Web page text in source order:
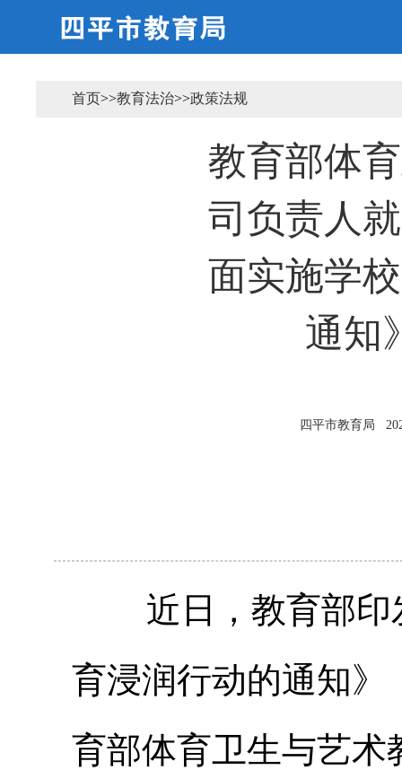
首页>>教育法治>>政策法规
教育部体
司负责人
面实施学
通知
四平市教育局
近日，教育部印
育浸润行动的通知》
育部体育卫生与艺术